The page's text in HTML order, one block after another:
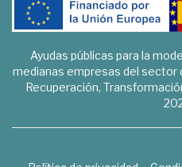
Ayudas públicas para la
medianas empresas del sector
Recuperación,